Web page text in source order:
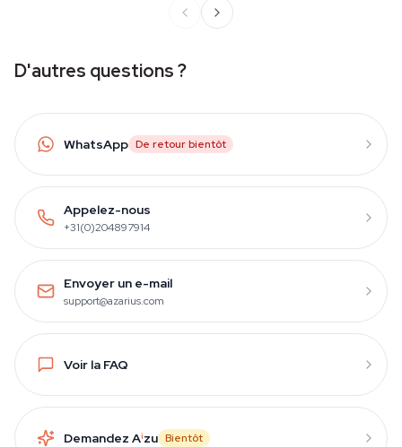
D'autres questions ?
WhatsApp De retour bientôt
Appelez-nous
+31(0)204897914
Envoyer un e-mail
support@azarius.com
Voir la FAQ
Demandez Aizu Bientôt